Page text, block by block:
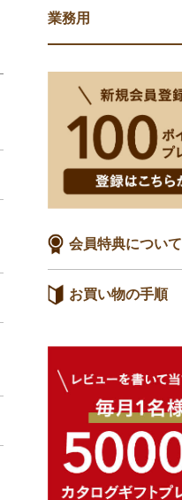
業務用
会員特典について
お買い物の手順